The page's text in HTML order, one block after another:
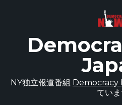
NY独立報道番組 Democracy
てい